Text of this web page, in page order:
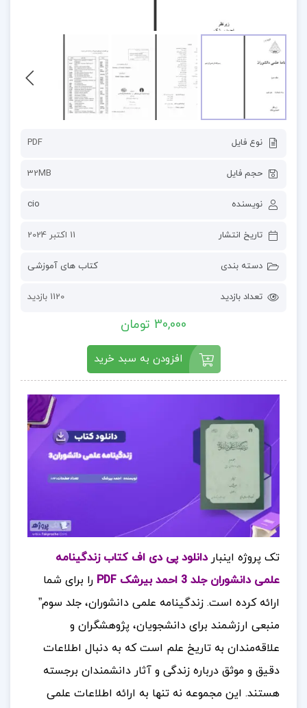
نوع فایل PDF
حجم فایل 32MB
نویسنده cio
تاریخ انتشار 11 اکتبر 2024
دسته بندی کتاب های آموزشی
تعداد بازدید 1120 بازدید
30,000 تومان
افزودن به سبد خرید
تک پروژه اینبار دانلود پی دی اف کتاب زندگینامه
علمی دانشوران جلد 3 احمد بیرشک PDF
را برای شما
ارائه کرده است. زندگینامه علمی دانشوران، جلد سوم”
منبعی ارزشمند برای دانشجویان، پژوهشگران و
علاقه‌مندان به تاریخ علم است که به دنبال اطلاعات
دقیق و موثق درباره زندگی و آثار دانشمندان برجسته
هستند. این مجموعه نه تنها به ارائه اطلاعات علمی